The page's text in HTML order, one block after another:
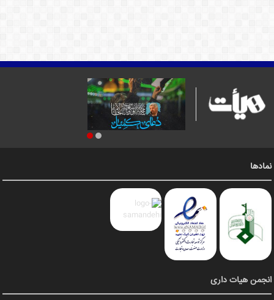
نمادها
انجمن هیات داری